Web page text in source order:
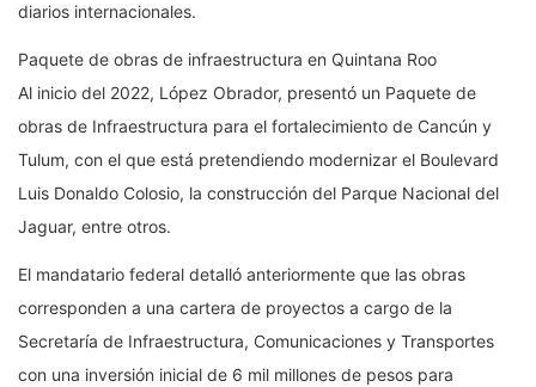
diarios internacionales.
Paquete de obras de infraestructura en Quintana Roo
Al inicio del 2022, López Obrador, presentó un Paquete de
obras de Infraestructura para el fortalecimiento de Cancún y
Tulum, con el que está pretendiendo modernizar el Boulevard
Luis Donaldo Colosio, la construcción del Parque Nacional del
Jaguar, entre otros.
El mandatario federal detalló anteriormente que las obras
corresponden a una cartera de proyectos a cargo de la
Secretaría de Infraestructura, Comunicaciones y Transportes
con una inversión inicial de 6 mil millones de pesos para